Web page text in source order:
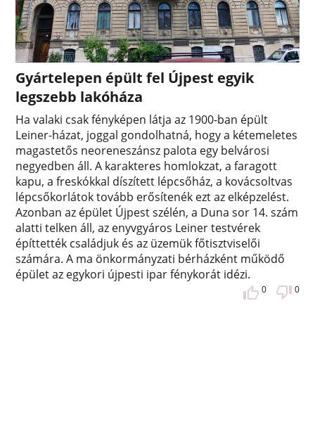
Gyártelepen épült fel Újpest egyik
legszebb lakóháza
Ha valaki csak fényképen látja az 1900-ban épült
Leiner-házat, joggal gondolhatná, hogy a kétemeletes
magastetős neoreneszánsz palota egy belvárosi
negyedben áll. A karakteres homlokzat, a faragott
kapu, a freskókkal díszített lépcsőház, a kovácsoltvas
lépcsőkorlátok tovább erősítenék ezt az elképzelést.
Azonban az épület Újpest szélén, a Duna sor 14. szám
alatti telken áll, az enyvgyáros Leiner testvérek
építtették családjuk és az üzemük főtisztviselői
számára. A ma önkormányzati bérházként működő
épület az egykori újpesti ipar fénykorát idézi.
0 0